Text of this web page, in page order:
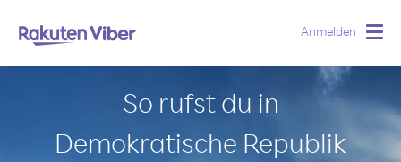
Anmelden
So rufst du in
Demokratische Republik